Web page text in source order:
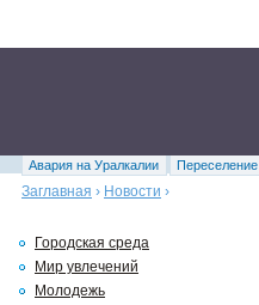
Авария на Уралкалии Переселение
Заглавная › Новости ›
Городская среда
Мир увлечений
Молодежь